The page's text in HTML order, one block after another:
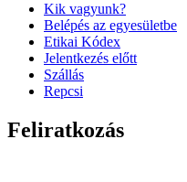
Kik vagyunk?
Belépés az egyesületbe
Etikai Kódex
Jelentkezés előtt
Szállás
Repcsi
Feliratkozás